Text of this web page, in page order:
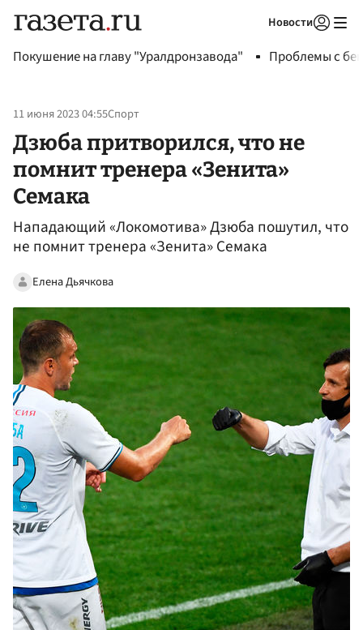
Новости
Покушение на главу "Уралдронзавода" Проблемы с
11 июня 2023 04:55Спорт
Дзюба притворился, что не
помнит тренера «Зенита»
Семака
Нападающий «Локомотива» Дзюба пошутил, что
не помнит тренера «Зенита» Семака
Елена Дьячкова